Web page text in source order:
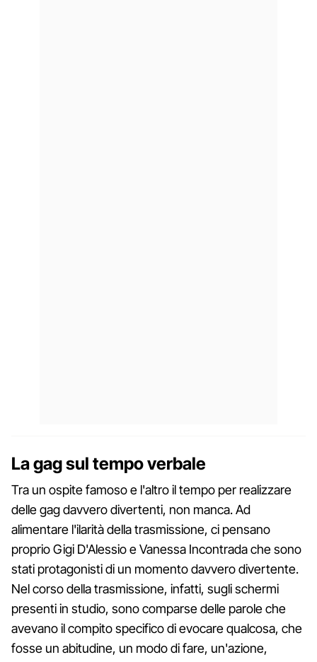
La gag sul tempo verbale
Tra un ospite famoso e l'altro il tempo per realizzare
delle gag davvero divertenti, non manca. Ad
alimentare l'ilarità della trasmissione, ci pensano
proprio Gigi D'Alessio e Vanessa Incontrada che sono
stati protagonisti di un momento davvero divertente.
Nel corso della trasmissione, infatti, sugli schermi
presenti in studio, sono comparse delle parole che
avevano il compito specifico di evocare qualcosa, che
fosse un abitudine, un modo di fare, un'azione,